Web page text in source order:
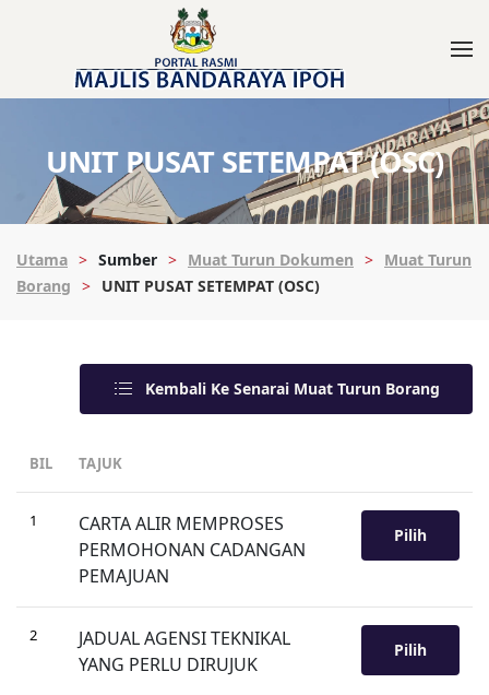
UNIT PUSAT SETEMPAT (OSC)
Utama Sumber Muat Turun Dokumen
Muat Turun
Borang
UNIT PUSAT SETEMPAT (OSC)
Kembali Ke Senarai Muat Turun Borang
BIL TAJUK
1
CARTA ALIR MEMPROSES
PERMOHONAN CADANGAN
PEMAJUAN
Pilih
2
JADUAL AGENSI TEKNIKAL
YANG PERLU DIRUJUK
Pilih